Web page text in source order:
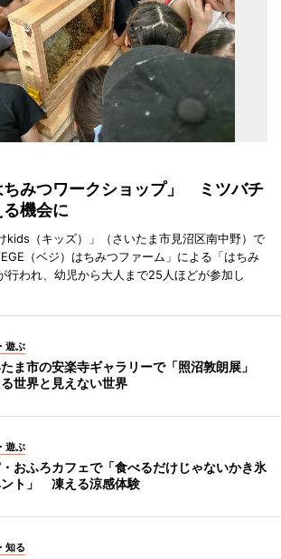
ちみつワークショップ」 ミツバチ
機会に
kids（キッズ）」（さいたま市見沼区南中野）で
（ベジ）はちみつファーム」による「はちみ
行われ、幼児から大人まで25人ほどが参加し
遊ぶ
ま市の安楽寺ギャラリーで「照沼敦朗展」
る世界と見えない世界
遊ぶ
おふろカフェで「食べるだけじゃないかき氷
ント」 凍える涼感体験
知る